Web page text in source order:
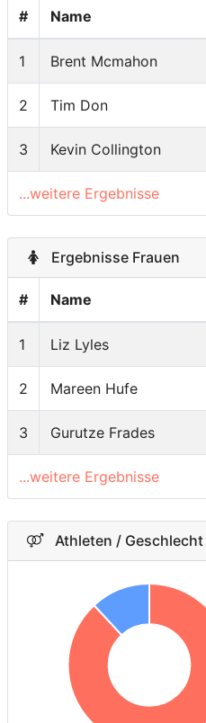
# Name
1 Brent Mcmahon
2 Tim Don
3 Kevin Collington
...weitere Ergebnisse
Ergebnisse Frauen
# Name
1 Liz Lyles
2 Mareen Hufe
3 Gurutze Frades
...weitere Ergebnisse
Athleten / Geschlecht